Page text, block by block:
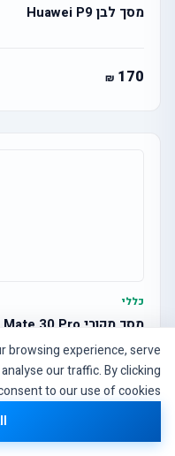
browsing experience, serve
our traffic. By clicking
to our use of cookies.
מסך לבן Huawei P9
170
כללי
מסך מקורי Huawei Mate 30 Pro
1,140